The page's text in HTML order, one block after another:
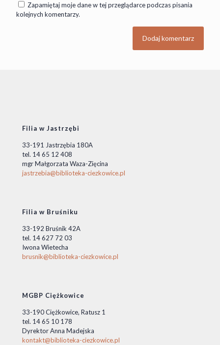
Zapamiętaj moje dane w tej przeglądarce podczas pisania
kolejnych komentarzy.
Filia w Jastrzębi
33-191 Jastrzębia 180A
tel. 14 65 12 408
mgr Małgorzata Waza-Zięcina
jastrzebia@biblioteka-ciezkowice.pl
Filia w Bruśniku
33-192 Bruśnik 42A
tel. 14 627 72 03
Iwona Wietecha
brusnik@biblioteka-ciezkowice.pl
MGBP Ciężkowice
33-190 Ciężkowice, Ratusz 1
tel. 14 65 10 178
Dyrektor Anna Madejska
kontakt@biblioteka-ciezkowice.pl